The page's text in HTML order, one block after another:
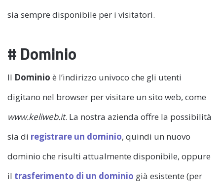
sia sempre disponibile per i visitatori.
# Dominio
Il Dominio è l’indirizzo univoco che gli utenti
digitano nel browser per visitare un sito web, come
www.keliweb.it. La nostra azienda offre la possibilità
sia di registrare un dominio, quindi un nuovo
dominio che risulti attualmente disponibile, oppure
il trasferimento di un dominio già esistente (per